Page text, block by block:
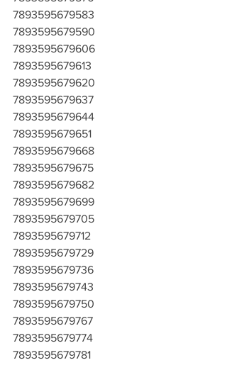
7893595679583
7893595679590
7893595679606
7893595679613
7893595679620
7893595679637
7893595679644
7893595679651
7893595679668
7893595679675
7893595679682
7893595679699
7893595679705
7893595679712
7893595679729
7893595679736
7893595679743
7893595679750
7893595679767
7893595679774
7893595679781